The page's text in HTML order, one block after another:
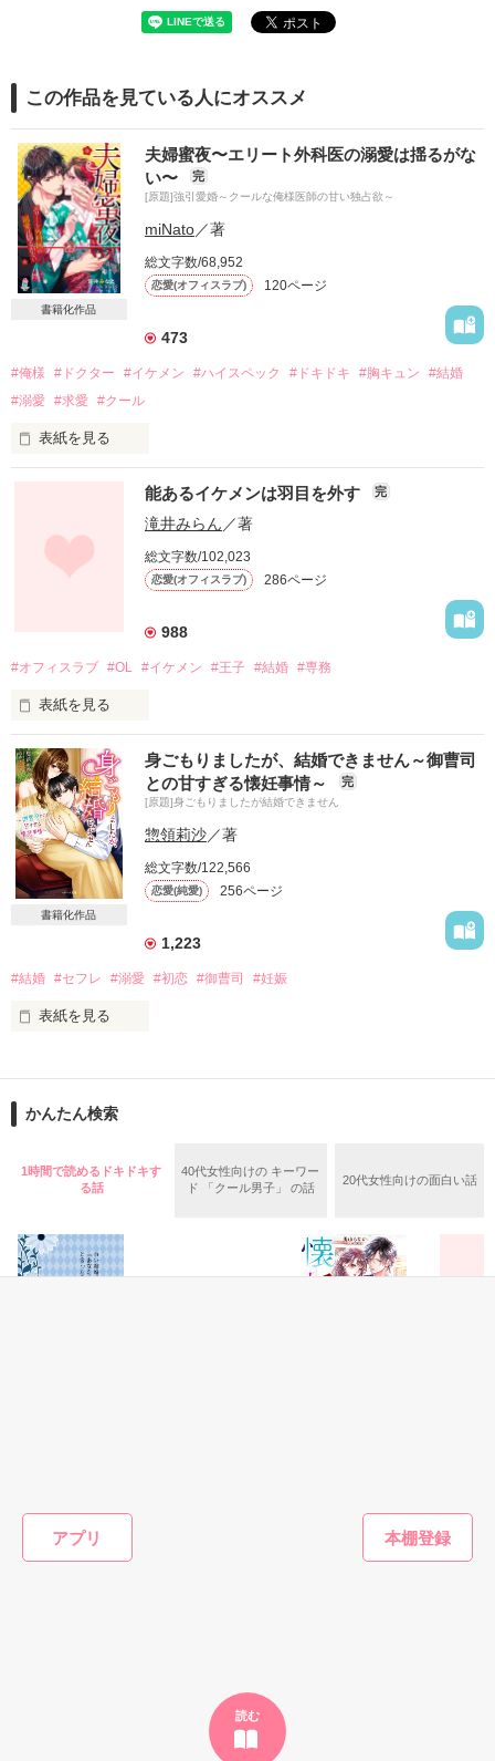
アプリ
読む
この作品を見ている人にオススメ
書籍化作品
夫婦蜜夜〜エリート外科医の溺愛は揺るがな
い〜
完
[原題]強引愛婚～クールな俺様医師の甘い独占欲～
miNato／著
総文字数/68,952
恋愛(オフィスラブ) 120ページ
473
#俺様 #ドクター #イケメン #ハイスペック #ドキドキ #胸キュン
#結婚
#溺愛 #求愛 #クール
表紙を見る
突然突きつけられたぶっきらぼうなプロポーズ
彼は救急病院で働くエリート医師
「俺はおまえがいい。
覚悟を決めるんだな」
釣り合わないってわかっているのに
彼の言葉に翻弄される
甘く優しく溶かされて
いつしか身も心も
この結婚に愛はないとわかっていても
あなたへの想いが止められない
能あるイケメンは羽目を外す 完
滝井みらん ／著
総文字数/102,023
恋愛(オフィスラブ) 286ページ
988
#オフィスラブ #OL #イケメン #王子 #結婚 #専務
表紙を見る
結婚すれば幸せが必ず手に入ると思ってた。
そう信じていた私はなんて馬鹿だったんだろう。
今日、私は世界一幸せな花嫁になるはずだった。
婚約者が結婚式をすっぽかしたりしなければ……。
ナルサワカエデ
リゾート開発  ソレイユ   総務課  OL  26歳
×
沖田陽斗 (♂)
2015.8.4～9.18
よぉーりん様、星咲るい様、usamo様、HwanheeーM様、
ukoco様、さちなみ様、ハッピーチャイルド様、
書籍化作品
身ごもりましたが、結婚できません～御曹司
との甘すぎる懐妊事情～
完
[原題]身ごもりましたが結婚できません
惣領莉沙／著
総文字数/122,566
恋愛(純愛) 256ページ
1,223
#結婚 #セフレ #溺愛 #初恋 #御曹司 #妊娠
表紙を見る
「ハギモリビール」社長秘書
壬生柊吾（みぶしゅうご）（34）
有名企業で社長秘書を務める岡崎凛音は
高校時代から壬生柊吾を想い続けている
お互いに秘密を抱え遠回りしながらも
「愛してるんだ。何度そう言いたかったか」
かんたん検索
1時間で読めるドキドキす
る話
40代女性向けの キーワー
ド 「クール男子」 の話
20代女性向けの面白い話
た義弟の手を取る
もっと見る